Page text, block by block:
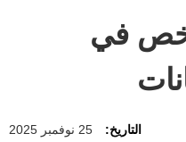
شخص في
التاريخ: 25 نوفمبر 2025